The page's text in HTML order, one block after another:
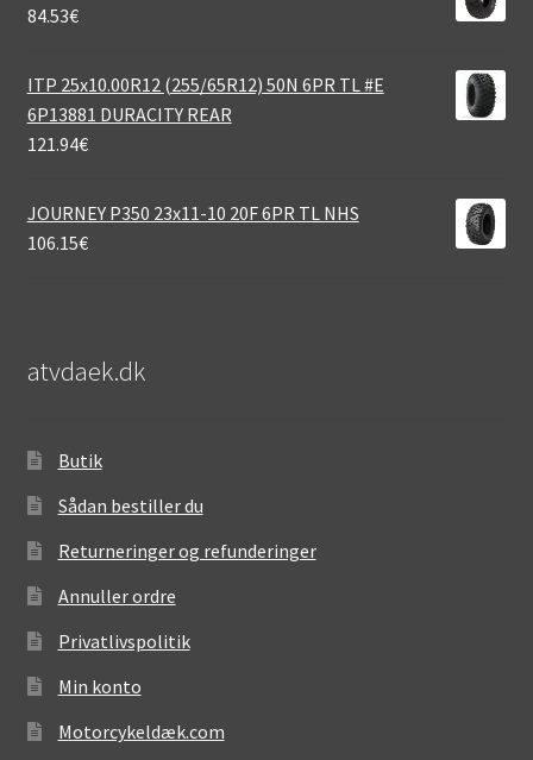
84.53€
ITP 25x10.00R12 (255/65R12) 50N 6PR TL #E
6P13881 DURACITY REAR
121.94€
JOURNEY P350 23x11-10 20F 6PR TL NHS
106.15€
atvdaek.dk
Butik
Sådan bestiller du
Returneringer og refunderinger
Annuller ordre
Privatlivspolitik
Min konto
Motorcykeldæk.com